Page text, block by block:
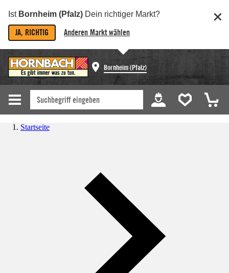
Ist Bornheim (Pfalz) Dein richtiger Markt?
JA, RICHTIG Anderen Markt wählen
Bornheim (Pfalz)
Startseite